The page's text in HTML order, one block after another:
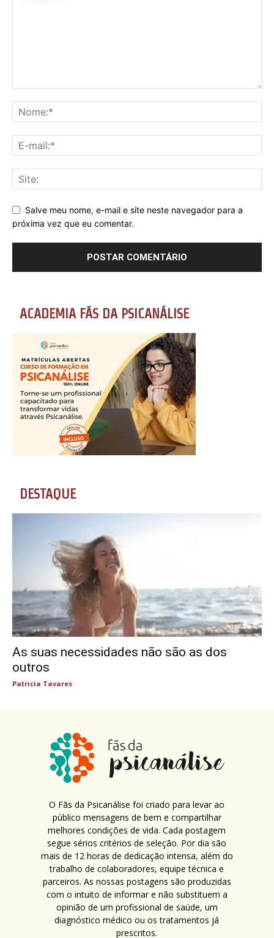
Salve meu nome, e-mail e site neste navegador para a
próxima vez que eu comentar.
ACADEMIA FÃS DA PSICANÁLISE
DESTAQUE
As suas necessidades não são as dos
outros
Patricia Tavares
O Fãs da Psicanálise foi criado para levar ao
público mensagens de bem e compartilhar
melhores condições de vida. Cada postagem
segue sérios critérios de seleção. Por dia são
mais de 12 horas de dedicação intensa, além do
trabalho de colaboradores, equipe técnica e
parceiros. As nossas postagens são produzidas
com o intuito de informar e não substituem a
opinião de um profissional de saúde, um
diagnóstico médico ou os tratamentos já
prescritos.